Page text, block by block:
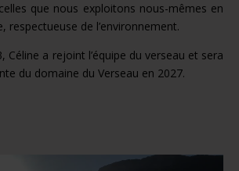
que nous exploitons nous-mêmes en
respectueuse de l’environnement.
Céline a rejoint l’équipe du verseau et sera
du domaine du Verseau en 2027.